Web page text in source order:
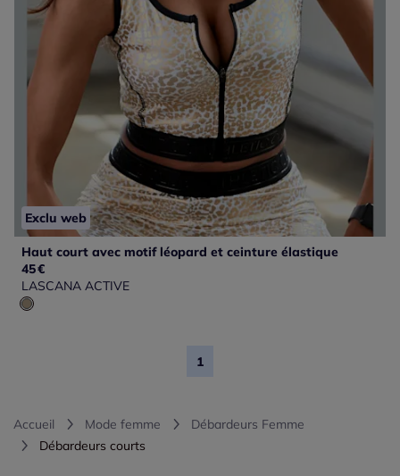
Exclu web
Haut court avec motif léopard et ceinture élastique
45€
LASCANA ACTIVE
1
Accueil Mode femme
Débardeurs Femme
Débardeurs courts